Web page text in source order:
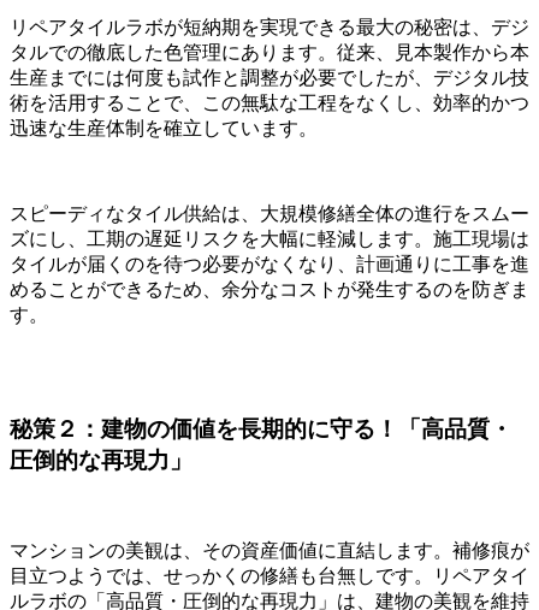
リペアタイルラボが短納期を実現できる最大の秘密は、デジ
タルでの徹底した色管理にあります。従来、見本製作から本
生産までには何度も試作と調整が必要でしたが、デジタル技
術を活用することで、この無駄な工程をなくし、効率的かつ
迅速な生産体制を確立しています。
スピーディなタイル供給は、大規模修繕全体の進行をスムー
ズにし、工期の遅延リスクを大幅に軽減します。施工現場は
タイルが届くのを待つ必要がなくなり、計画通りに工事を進
めることができるため、余分なコストが発生するのを防ぎま
す。
秘策２：建物の価値を長期的に守る！「高品質・
圧倒的な再現力」
マンションの美観は、その資産価値に直結します。補修痕が
目立つようでは、せっかくの修繕も台無しです。リペアタイ
ルラボの「高品質・圧倒的な再現力」は、建物の美観を維持